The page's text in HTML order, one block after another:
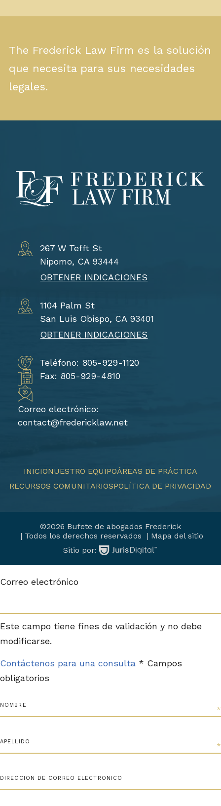
The Frederick Law Firm es la solución
que necesita para sus necesidades
legales.
267 W Tefft St
Nipomo, CA 93444
OBTENER INDICACIONES
1104 Palm St
San Luis Obispo, CA 93401
OBTENER INDICACIONES
Teléfono: 805-929-1120
Fax: 805-929-4810
Correo electrónico:
contact@fredericklaw.net
INICIONUESTRO EQUIPOÁREAS DE PRÁCTICA
RECURSOS COMUNITARIOSPOLÍTICA DE PRIVACIDAD
©2026 Bufete de abogados Frederick
| Todos los derechos reservados
| Mapa del sitio
Sitio por:
Correo electrónico
Este campo tiene fines de validación y no debe
modificarse.
Contáctenos para una consulta * Campos
obligatorios